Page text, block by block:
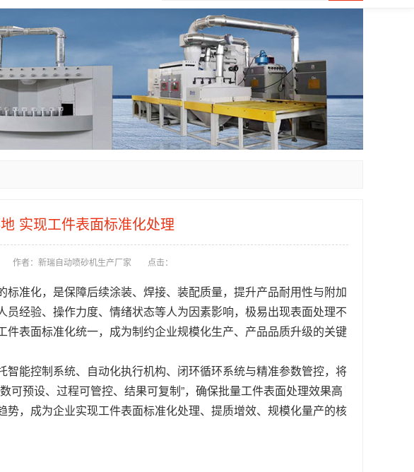
实现工件表面标准化处理
作者：新瑞自动喷砂机生产厂家 点击：
准化，是保障后续涂装、焊接、装配质量，提升产品耐用性与附加
经验、操作力度、情绪状态等人为因素影响，极易出现表面处理不
表面标准化统一，成为制约企业规模化生产、产品品质升级的关键
能控制系统、自动化执行机构、闭环循环系统与精准参数管控，将
可预设、过程可管控、结果可复制”，确保批量工件表面处理效果高
，成为企业实现工件表面标准化处理、提质增效、规模化量产的核